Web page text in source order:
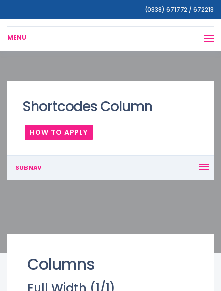
(0338) 671772 / 672213
MENU
Shortcodes Column
HOW TO APPLY
SUBNAV
Columns